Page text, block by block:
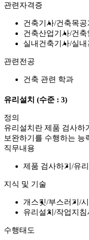
관련자격증
건축기사 건축목공
건축산업기사 건축
실내건축기사 실내
관련전공
건축 관련 학과
유리설치 (수준 : 3)
정의
유리설치란 제품 검사하
보완하기를 수행하는 능
직무내용
제품 검사하기 유
지식 및 기술
개스킷 부스러기
유리설치 작업지침
수행태도